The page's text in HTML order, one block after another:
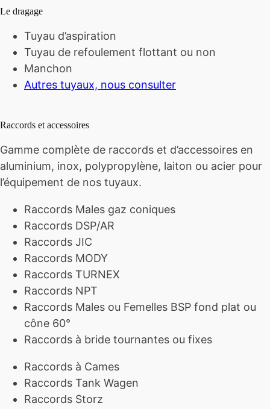
Le dragage
Tuyau d’aspiration
Tuyau de refoulement flottant ou non
Manchon
Autres tuyaux, nous consulter
Raccords et accessoires
Gamme complète de raccords et d’accessoires en
aluminium, inox, polypropylène, laiton ou acier pour
l’équipement de nos tuyaux.
Raccords Males gaz coniques
Raccords DSP/AR
Raccords JIC
Raccords MODY
Raccords TURNEX
Raccords NPT
Raccords Males ou Femelles BSP fond plat ou
cône 60°
Raccords à bride tournantes ou fixes
Raccords à Cames
Raccords Tank Wagen
Raccords Storz